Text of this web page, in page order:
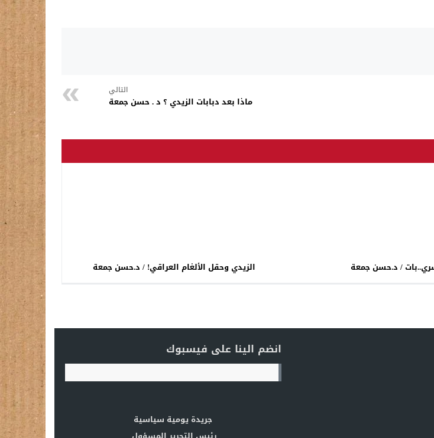
التالي
ماذا بعد دبابات الزيدي ؟ د . حسن جمعة
/ د.حسن جمعة الزيدي وحقل الألغام العراقي! / د.حسن جمعة
انضم الينا على فيسبوك
جريدة يومية سياسية